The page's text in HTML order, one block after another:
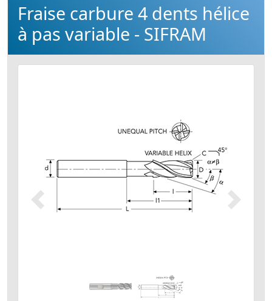
Fraise carbure 4 dents hélice
à pas variable - SIFRAM
Précédent Suivant